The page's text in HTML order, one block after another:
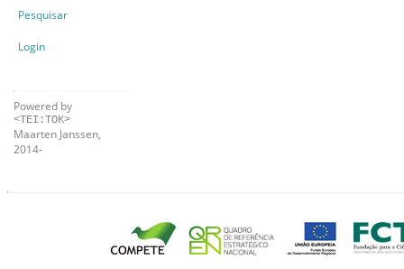
Pesquisar
Login
Powered by
<TEI:TOK>
Maarten Janssen,
2014-